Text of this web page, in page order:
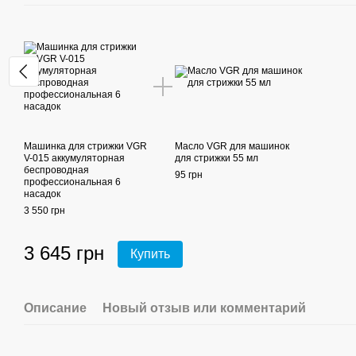
Машинка для стрижки VGR
V-015 аккумуляторная
беспроводная
профессиональная 6
насадок
3 550 грн
Масло VGR для машинок
для стрижки 55 мл
95 грн
3 645 грн Купить
Описание Новый отзыв или комментарий